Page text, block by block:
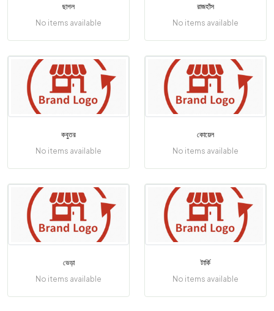
ছাগল
No items available
রাজহাঁস
No items available
কবুতর
No items available
কোয়েল
No items available
ভেড়া
No items available
টার্কি
No items available